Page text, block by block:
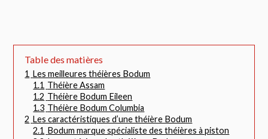
Table des matières
1 Les meilleures théières Bodum
1.1 Théière Assam
1.2 Théière Bodum Eileen
1.3 Théière Bodum Columbia
2 Les caractéristiques d’une théière Bodum
2.1 Bodum marque spécialiste des théières à piston